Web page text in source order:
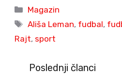
Categories
Magazin
Tags
Ališa Leman, fudbal,
Rajt, sport
Poslednji članci